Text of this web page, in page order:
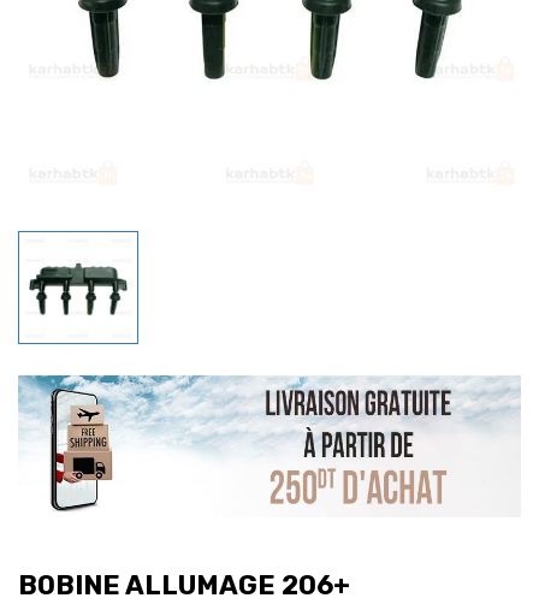
BOBINE ALLUMAGE 206+